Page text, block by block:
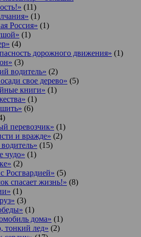
(11)
(1)
Россия» (1)
(1)
(4)
дорожного движения» (1)
(3)
водитель» (2)
свое дерево» (5)
книги» (1)
(1)
(6)
перевозчик» (1)
и вражде» (2)
(15)
чудо» (1)
(2)
Росгвардией» (5)
спасает жизнь!» (8)
(1)
(3)
(1)
дома» (1)
тонкий лед» (2)